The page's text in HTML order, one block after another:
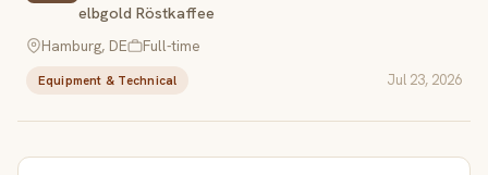
elbgold Röstkaffee
Hamburg, DE
Full-time
Equipment & Technical Jul 23, 2026